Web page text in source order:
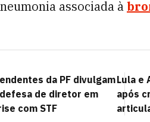
associada à
da PF divulgam
de diretor em
com STF
Lula e
após